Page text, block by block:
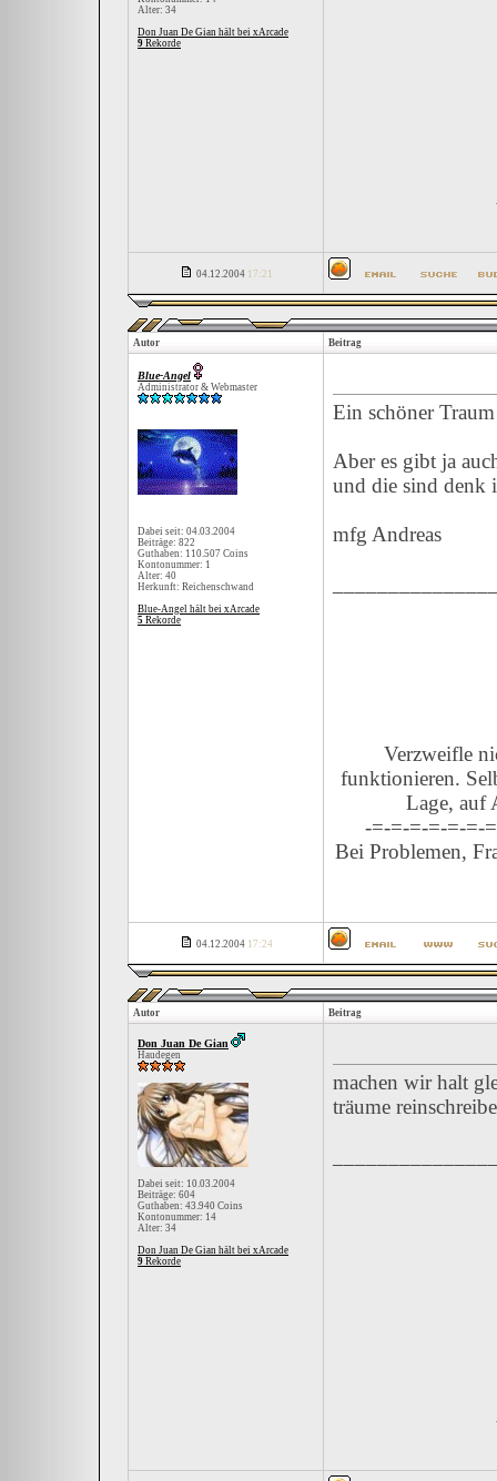
Alter: 34
Don Juan De Gian hält bei xArcade
9 Rekorde
04.12.2004 17:21
Autor Beitrag
Blue-Angel
Administrator & Webmaster
Dabei seit: 04.03.2004
Beiträge: 822
Guthaben: 110.507 Coins
Kontonummer: 1
Alter: 40
Herkunft: Reichenschwand
Blue-Angel hält bei xArcade
5 Rekorde
Ein schöner
Aber es gibt ja
und die sind denk
mfg Andreas
Verzweifle
funktionieren.
Lage, auf
-=-=-=-=-=-=-
Bei Problemen,
04.12.2004 17:24
Autor Beitrag
Don Juan De Gian
Haudegen
Dabei seit: 10.03.2004
Beiträge: 604
Guthaben: 43.940 Coins
Kontonummer: 14
Alter: 34
Don Juan De Gian hält bei xArcade
9 Rekorde
machen wir halt
träume